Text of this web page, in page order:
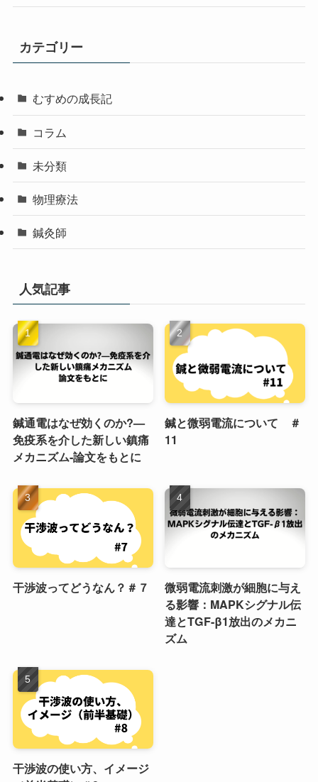
カテゴリー
むすめの成長記
コラム
未分類
物理療法
鍼灸師
人気記事
鍼通電はなぜ効くのか?—
免疫系を介した新しい鎮痛
メカニズム-論文をもとに
鍼と微弱電流について ＃
11
干渉波ってどうなん？＃７
微弱電流刺激が細胞に与え
る影響：MAPKシグナル伝
達とTGF-β1放出のメカニ
ズム
干渉波の使い方、イメージ